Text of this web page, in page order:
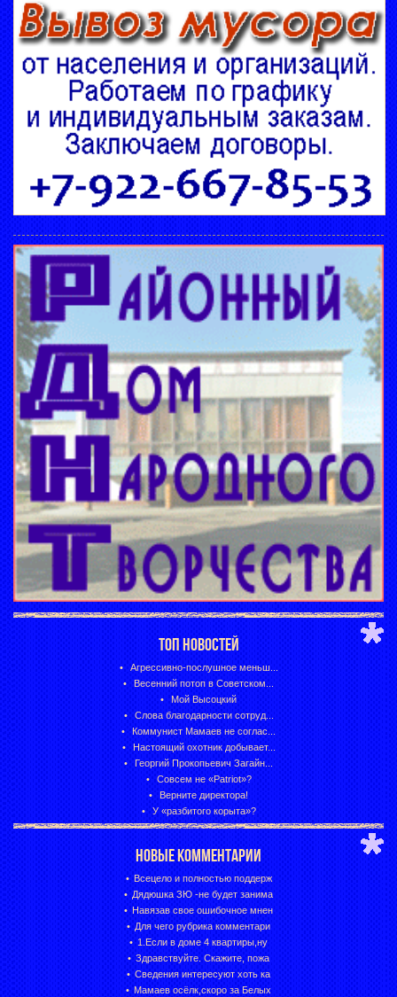
ТОП НОВОСТЕЙ
Агрессивно-послушное меньш...
Весенний потоп в Советском...
Мой Высоцкий
Слова благодарности сотруд...
Коммунист Мамаев не соглас...
Настоящий охотник добывает...
Георгий Прокопьевич Загайн...
Совсем не «Patriot»?
Верните директора!
У «разбитого корыта»?
НОВЫЕ КОММЕНТАРИИ
Всецело и полностью поддерж
Дядюшка ЗЮ -не будет занима
Навязав свое ошибочное мнен
Для чего рубрика комментари
1.Если в доме 4 квартиры,ну
Здравствуйте. Скажите, пожа
Сведения интересуют хоть ка
Мамаев осёлк,скоро за Белых